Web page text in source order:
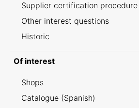
Supplier certification procedure
Other interest questions
Historic
Of interest
Shops
Catalogue (Spanish)